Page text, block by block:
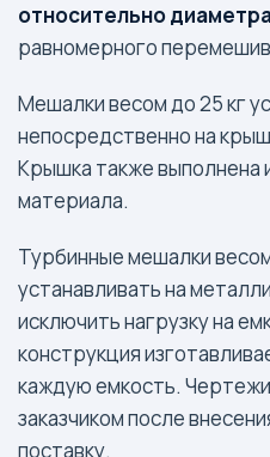
относительно
равномерного
Мешалки весом до 25 кг
непосредственно на
Крышка также выполнена
материала.
Турбинные мешалки
устанавливать на
исключить нагрузку на
конструкция
каждую емкость.
заказчиком после
поставку.